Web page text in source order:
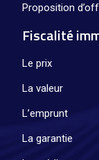
Proposition
Fiscalité
Le prix
La valeur
L’emprunt
La garantie